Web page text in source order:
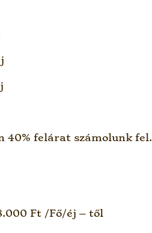
40% felárat számolunk fel.
Ft /Fő/éj – től